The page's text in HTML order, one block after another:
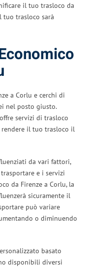
il tuo trasloco da
tuo trasloco sarà
a Corlu e cerchi di
nel posto giusto.
offre servizi di trasloco
il tuo trasloco il
da vari fattori,
e i servizi
da Firenze a Corlu, la
sicuramente il
può variare
o diminuendo
basato
disponibili diversi